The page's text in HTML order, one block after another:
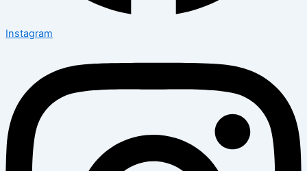
Instagram